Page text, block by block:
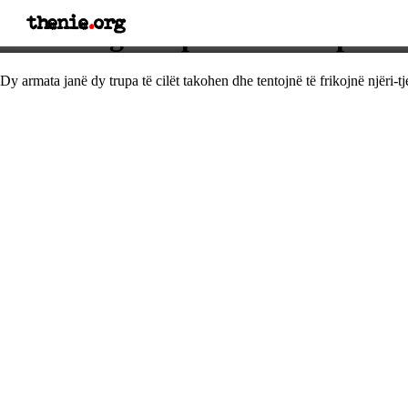
thenie.org
Thënie nga Napoleon Bonaparti
Dy armata janë dy trupa të cilët takohen dhe tentojnë të frikojnë njëri-